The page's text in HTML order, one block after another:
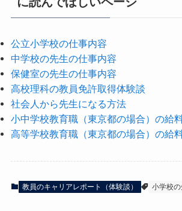
公立小学校の仕事内容
中学校の先生の仕事内容
保健室の先生の仕事内容
高校理科の教員免許取得体験談
社会人から先生になる方法
小中学校教育職（東京都の場合）の給
高等学校教育職（東京都の場合）の給
教員のキャリアレポート（体験談） 小学校の